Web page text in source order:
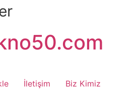
İletişim
Biz Kimiz